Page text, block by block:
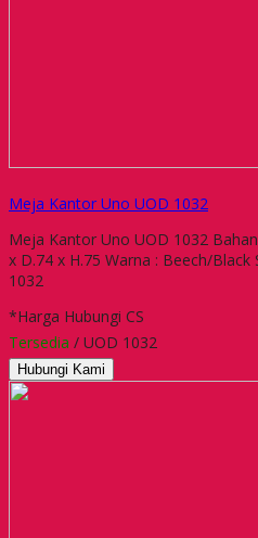
Meja Kantor Uno UOD 1032
Meja Kantor Uno UOD 1032
x D.74 x H.75 Warna : Beech/Black
1032
*Harga Hubungi CS
Tersedia / UOD 1032
Hubungi Kami